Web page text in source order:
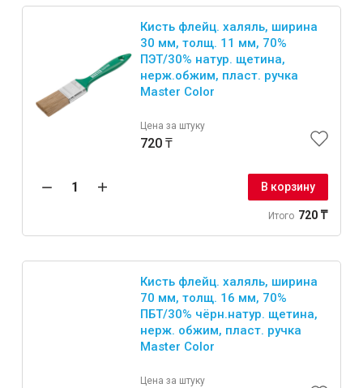
Кисть флейц. халяль, ширина
30 мм, толщ. 11 мм, 70%
ПЭT/30% натур. щетина,
нерж.обжим, пласт. ручка
Master Color
Цена за штуку
720 ₸
В корзину
Итого 720 ₸
Кисть флейц. халяль, ширина
70 мм, толщ. 16 мм, 70%
ПБT/30% чёрн.натур. щетина,
нерж. обжим, пласт. ручка
Master Color
Цена за штуку